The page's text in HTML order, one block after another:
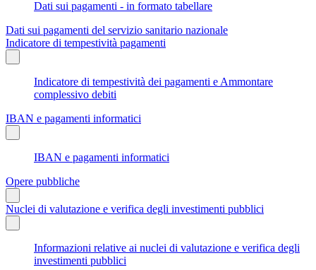
Dati sui pagamenti - in formato tabellare
Dati sui pagamenti del servizio sanitario nazionale
Indicatore di tempestività pagamenti
Indicatore di tempestività dei pagamenti e Ammontare
complessivo debiti
IBAN e pagamenti informatici
IBAN e pagamenti informatici
Opere pubbliche
Nuclei di valutazione e verifica degli investimenti pubblici
Informazioni relative ai nuclei di valutazione e verifica degli
investimenti pubblici